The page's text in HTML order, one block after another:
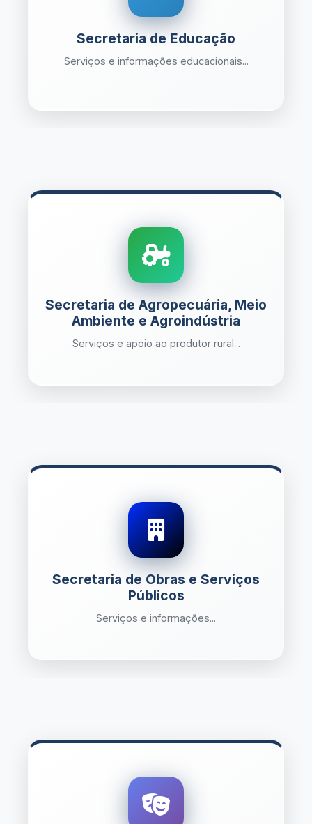
Secretaria de Educação
Serviços e informações educacionais...
Secretaria de Agropecuária, Meio
Ambiente e Agroindústria
Serviços e apoio ao produtor rural...
Secretaria de Obras e Serviços
Públicos
Serviços e informações...